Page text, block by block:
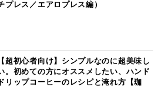
プレス／エアロプレス編）
【超初心者向け】シンプルなのに超美味し
。初めての方にオススメしたい、ハンド
ドリップコーヒーのレシピと淹れ方【珈